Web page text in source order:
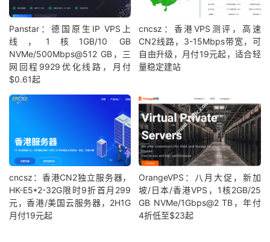
Panstar：德国原生IP VPS上
线，1核1GB/10 GB
NVMe/500Mbps@512 GB，三
网回程9929优化线路，月付
$0.61起
cncsz：香港VPS测评，高速
CN2线路，3-15Mbps带宽，可
自由升级，月付19元起，适合轻
量稳定建站
cncsz：香港CN2独立服务器，
HK-E5*2-32G限时9折首月299
元，香港/美国云服务器，2H1G
月付19元起
OrangeVPS：八月大促，新加
坡/日本/香港VPS，1核2GB/25
GB NVMe/1Gbps@2 TB，年付
4折低至$23起